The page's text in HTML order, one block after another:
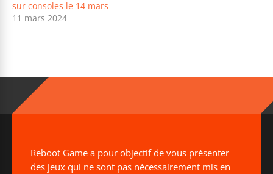
sur consoles le 14 mars
11 mars 2024
Reboot Game a pour objectif de vous présenter
des jeux qui ne sont pas nécessairement mis en